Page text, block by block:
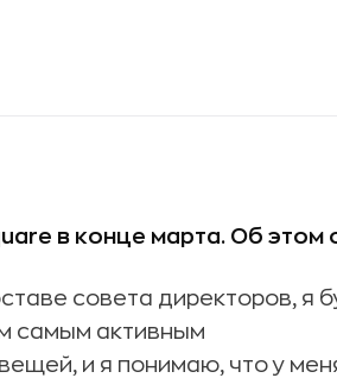
в конце марта. Об этом
совета директоров, я
самым активным
и я понимаю, что у